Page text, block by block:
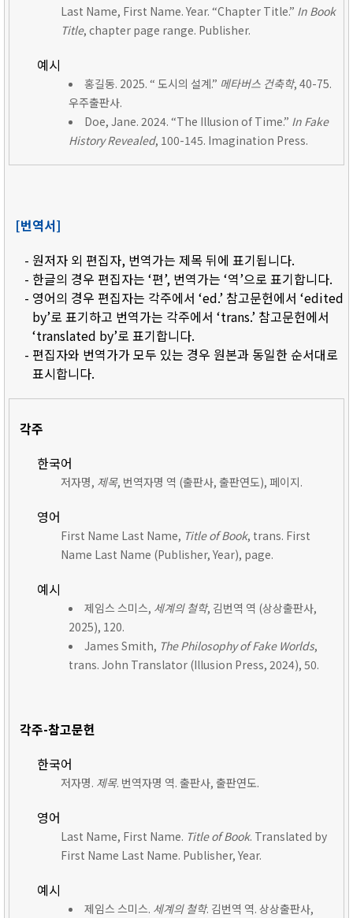
Last Name, First Name. Year. “Chapter Title.” In Book
Title, chapter page range. Publisher.
예시
홍길동. 2025. “ 도시의 설계.” 메타버스 건축학, 40-75.
우주출판사.
Doe, Jane. 2024. “The Illusion of Time.” In Fake
History Revealed, 100-145. Imagination Press.
[번역서]
- 원저자 외 편집자, 번역가는 제목 뒤에 표기됩니다.
- 한글의 경우 편집자는 ‘편’, 번역가는 ‘역’으로 표기합니다.
- 영어의 경우 편집자는 각주에서 ‘ed.’ 참고문헌에서 ‘edited
by’로 표기하고 번역가는 각주에서 ‘trans.’ 참고문헌에서
‘translated by’로 표기합니다.
- 편집자와 번역가가 모두 있는 경우 원본과 동일한 순서대로
표시합니다.
각주
한국어
저자명, 제목, 번역자명 역 (출판사, 출판연도), 페이지.
영어
First Name Last Name, Title of Book, trans. First
Name Last Name (Publisher, Year), page.
예시
제임스 스미스, 세계의 철학, 김번역 역 (상상출판사,
2025), 120.
James Smith, The Philosophy of Fake Worlds,
trans. John Translator (Illusion Press, 2024), 50.
각주-참고문헌
한국어
저자명. 제목. 번역자명 역. 출판사, 출판연도.
영어
Last Name, First Name. Title of Book. Translated by
First Name Last Name. Publisher, Year.
예시
제임스 스미스. 세계의 철학. 김번역 역. 상상출판사,